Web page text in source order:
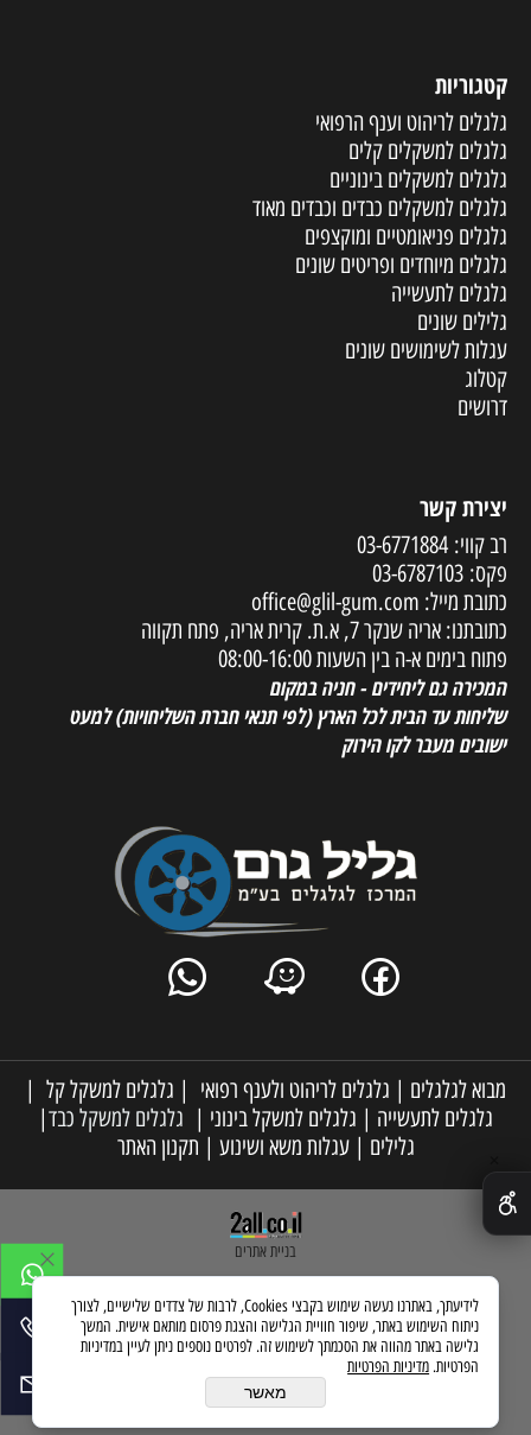
קטגוריות
גלגלים לריהוט וענף הרפואי
גלגלים למשקלים קלים
גלגלים למשקלים בינוניים
גלגלים למשקלים כבדים וכבדים מאוד
גלגלים פניאומטיים ומוקצפים
גלגלים מיוחדים ופריטים שונים
גלגלים לתעשייה
גלילים שונים
עגלות לשימושים שונים
קטלוג
דרושים
יצירת קשר
רב קווי:03-6771884
פקס: 03-6787103
כתובת מייל: office@glil-gum.com
כתובתנו: אריה שנקר 7, א.ת. קרית אריה, פתח תקווה
פתוח בימים א-ה בין השעות 08:00-16:00
המכירה גם ליחידים - חניה במקום
שליחות עד הבית לכל הארץ(לפי תנאי חברת השליחויות) למעט
ישובים מעבר לקו הירוק
מבוא לגלגלים | גלגלים לריהוט ולענף רפואי | גלגלים למשקל קל |
גלגלים לתעשייה | גלגלים למשקל בינוני | גלגלים למשקל כבד|
גלילים |עגלות משא ושינוע | תקנון האתר
בניית אתרים
לידיעתך, באתרנו נעשה שימוש בקבצי Cookies, לרבות של צדדים שלישיים, לצורך
ניתוח השימוש באתר, שיפור חוויית הגלישה והצגת פרסום מותאם אישית. המשך
גלישה באתר מהווה את הסכמתך לשימוש זה. לפרטים נוספים ניתן לעיין במדיניות
הפרטיות. מדיניות הפרטיות
מאשר